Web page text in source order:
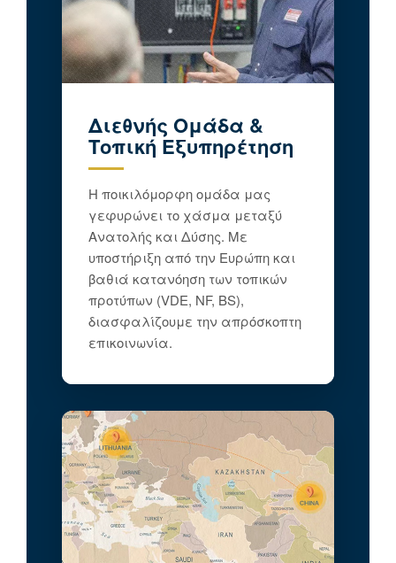
Διεθνής Ομάδα &
Τοπική Εξυπηρέτηση
Η ποικιλόμορφη ομάδα μας
γεφυρώνει το χάσμα μεταξύ
Ανατολής και Δύσης. Με
υποστήριξη από την Ευρώπη και
βαθιά κατανόηση των τοπικών
προτύπων (VDE, NF, BS),
διασφαλίζουμε την απρόσκοπτη
επικοινωνία.